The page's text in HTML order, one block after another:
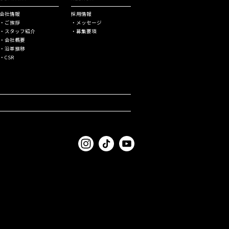
会社情報
・ご挨拶
・スタッフ紹介
・会社概要
・沿⾰推移
・CSR
採⽤情報
・メッセージ
・募集要項